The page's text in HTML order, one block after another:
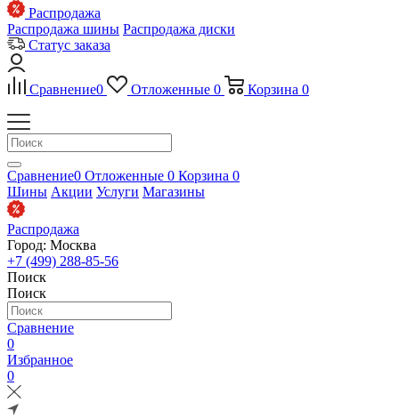
Распродажа
Распродажа шины Распродажа диски
Статус заказа
Сравнение0 Отложенные 0 Корзина 0
Сравнение0 Отложенные 0 Корзина 0
Шины Акции Услуги Магазины
Распродажа
Город: Москва
+7 (499) 288-85-56
Поиск
Поиск
Сравнение
0
Избранное
0